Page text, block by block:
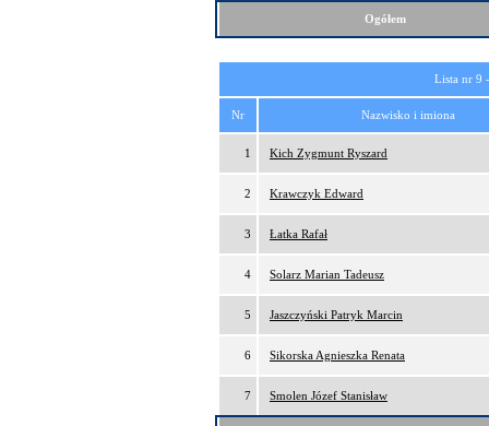
Ogółem
Lista nr 9
Nr Nazwisko i imiona
1 Kich Zygmunt Ryszard
2 Krawczyk Edward
3 Łatka Rafał
4 Solarz Marian Tadeusz
5 Jaszczyński Patryk Marcin
6 Sikorska Agnieszka Renata
7 Smolen Józef Stanisław